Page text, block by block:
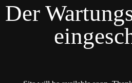
Der